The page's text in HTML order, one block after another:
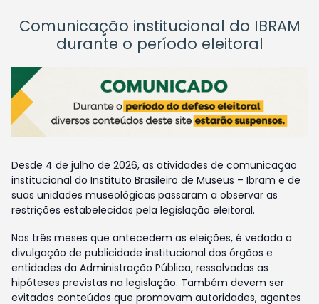
Comunicação institucional do IBRAM
durante o período eleitoral
Desde 4 de julho de 2026, as atividades de comunicação
institucional do Instituto Brasileiro de Museus – Ibram e de
suas unidades museológicas passaram a observar as
restrições estabelecidas pela legislação eleitoral.
Nos três meses que antecedem as eleições, é vedada a
divulgação de publicidade institucional dos órgãos e
entidades da Administração Pública, ressalvadas as
hipóteses previstas na legislação. Também devem ser
evitados conteúdos que promovam autoridades, agentes